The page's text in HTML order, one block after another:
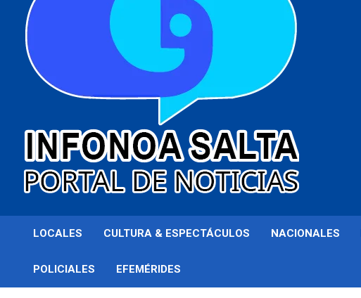
Infonoa Salta
LOCALES CULTURA & ESPECTÁCULOS NACIONALES
POLICIALES EFEMÉRIDES